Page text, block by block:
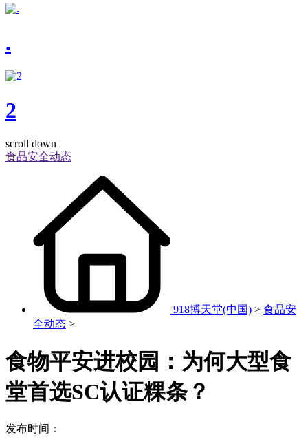
.
2
scroll down
食品安全动态
918搏天堂(中国) > 食品安
全动态 >
食物平安进校园：为何大型食
堂首选SC认证粿条？
发布时间：